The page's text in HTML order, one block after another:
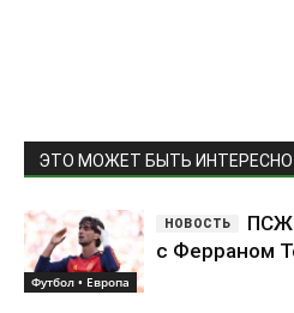
ЭТО МОЖЕТ БЫТЬ ИНТЕРЕСНО
Футбол • Европа
ПСЖ
с Ферраном